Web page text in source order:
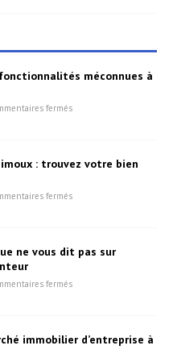
fonctionnalités méconnues à
fermés
: trouvez votre bien
fermés
ne vous dit pas sur
fermés
immobilier d’entreprise à